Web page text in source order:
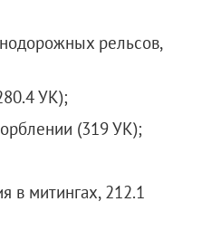
рельсов,
УК);
(319 УК);
в митингах, 212.1